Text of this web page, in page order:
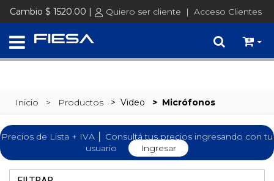
SET @busqueda = replace(@busqueda, 'Ã©','é')
Cambio $ 1520.00 | Quiero ser cliente | Acceso Clientes
Inicio > Productos > Video > Micrófonos
Precios de Lista + IVA │ Consultá tus precios ingresando con tu
usuario
Ingresar